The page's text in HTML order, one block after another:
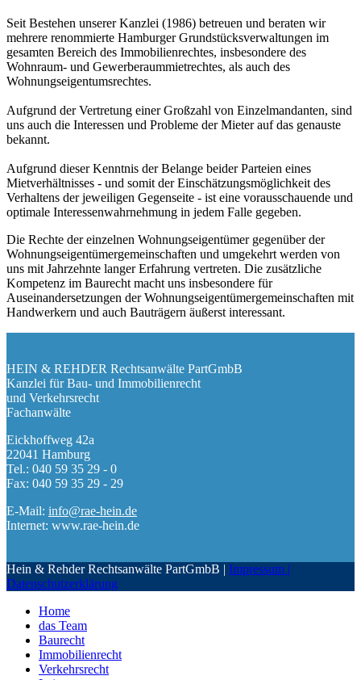
Seit Bestehen unserer Kanzlei (1986) betreuen und beraten wir
mehrere renommierte Hamburger Grundstücksverwaltungen im
gesamten Bereich des Immobilienrechtes, insbesondere des
Wohnraum- und Gewerberaummietrechtes, als auch des
Wohnungseigentumsrechtes.
Aufgrund der Vertretung einer Großzahl von Einzelmandanten, sind
uns auch die Interessen und Probleme der Mieter auf das genauste
bekannt.
Aufgrund dieser Kenntnis der Belange beider Parteien eines
Mietverhältnisses - und somit der Einschätzungsmöglichkeit des
Verhaltens der jeweiligen Gegenseite - ist eine vorausschauende und
optimale Interessenwahrnehmung in jedem Falle gegeben.
Die Rechte der einzelnen Wohnungseigentümer gegenüber der
Wohnungseigentümergemeinschaften und umgekehrt werden von
uns mit Jahrzehnte langer Erfahrung vertreten. Die zusätzliche
Kompetenz im Baurecht macht uns insbesondere für
Auseinandersetzungen der Wohnungseigentümergemeinschaften mit
Handwerkern und auch Bauträgern äußerst interessant.
HEIN & REHDER Rechtsanwälte PartGmbB
Kanzlei für Bau- und Immobilienrecht
und Verkehrsrecht
Fachanwälte
Eickhoffweg 42a
22041 Hamburg
Tel.: 040 59 35 29 - 0
Fax: 040 59 35 29 - 29
E-Mail: info@rae-hein.de
Internet: www.rae-hein.de
Hein & Rehder Rechtsanwälte PartGmbB | Impressum |
Datenschutzerklärung
Home
das Team
Baurecht
Immobilienrecht
Verkehrsrecht